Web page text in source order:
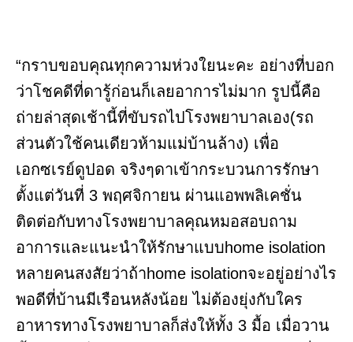
“กราบขอบคุณทุกความห่วงใยนะคะ อย่างที่บอก
ว่าโชคดีที่ดารู้ก่อนก็เลยอาการไม่มาก รูปนี้คือ
ถ่ายล่าสุดเช้านี้ที่ขับรถไปโรงพยาบาลเอง(รถ
ส่วนตัวใช้คนเดียวห้ามแม่บ้านล้าง) เพื่อ
เอกซเรย์ดูปอด จริงๆดาเข้ากระบวนการรักษา
ตั้งแต่วันที่ 3 พฤศจิกายน ผ่านแอพพลิเคชั่น
ติดต่อกับทางโรงพยาบาลคุณหมอสอบถาม
อาการและแนะนำให้รักษาแบบhome isolation
หลายคนสงสัยว่าถ้าhome isolationจะอยู่อย่างไร
พอดีที่บ้านมีเรือนหลังน้อย ไม่ต้องยุ่งกับใคร
อาหารทางโรงพยาบาลก็ส่งให้ทั้ง 3 มื้อ เมื่อวาน